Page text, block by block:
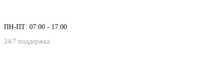
ПН-ПТ: 07:00 - 17:00
24/7 поддержка